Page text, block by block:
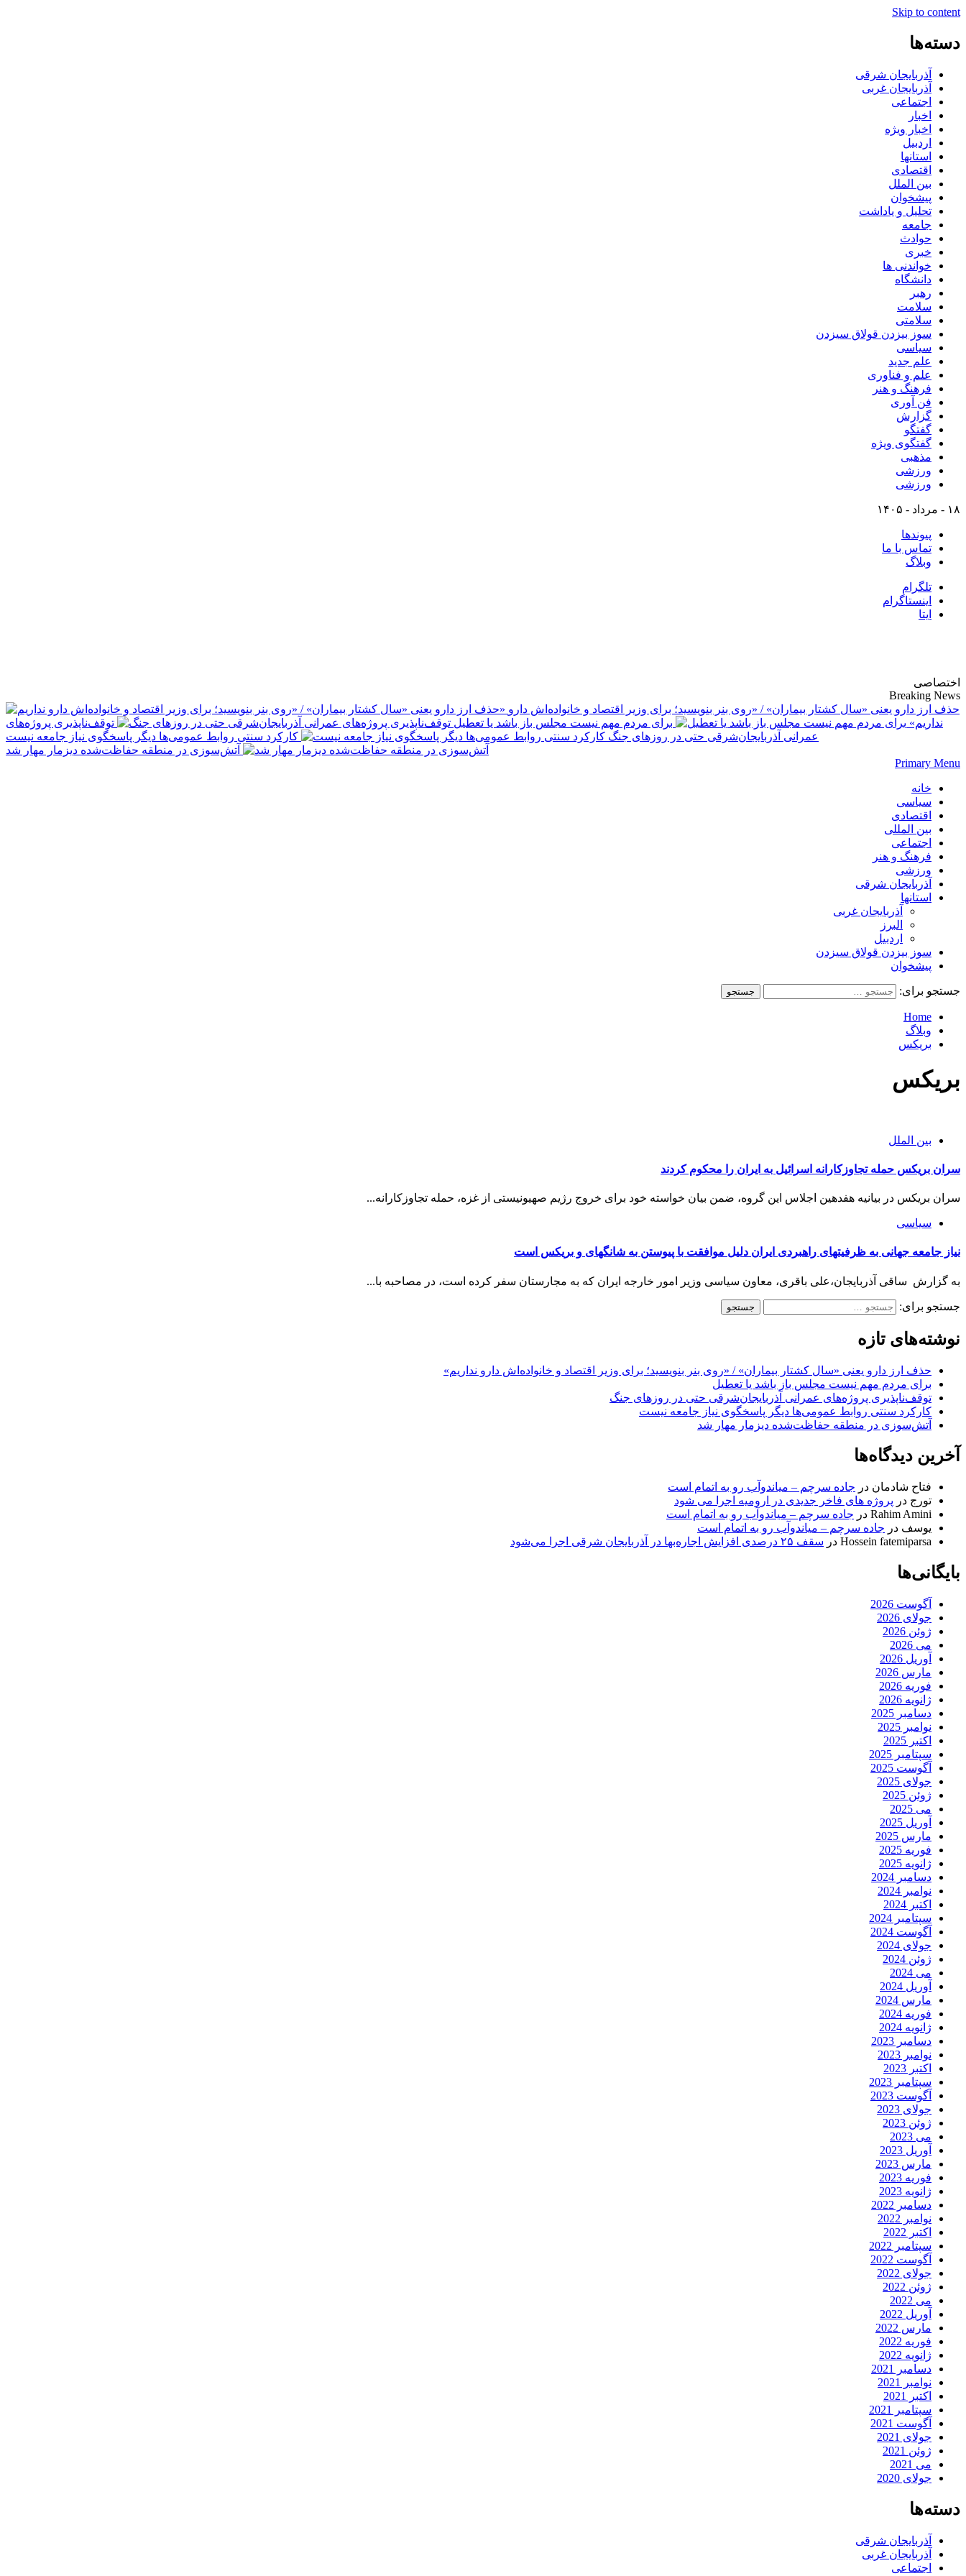
Skip to content
دسته‌ها
آذربایجان شرقی
آذربایجان غربی
اجتماعی
اخبار
اخبار ویژه
اردبیل
استانها
اقتصادی
بین الملل
پیشخوان
تحلیل و یاداشت
جامعه
حوادث
خبری
خواندنی ها
دانشگاه
رهبر
سلامت
سلامتی
سوز بیزدن قولاق سیزدن
سیاسی
علم جدید
علم و فناوری
فرهنگ و هنر
فن آوری
گزارش
گفتگو
گفتگوی ویژه
مذهبی
ورزشی
ورزشی
۱۸ - مرداد - ۱۴۰۵
پیوندها
تماس با ما
وبلاگ
تلگرام
اینستاگرام
ایتا
اختصاصی
Breaking News
حذف ارز دارو یعنی «سال کشتار بیماران» / «روی بنر بنویسید؛ برای وزیر اقتصاد و خانواده‌اش دارو
نداریم»
برای مردم مهم نیست مجلس باز باشد یا تعطیل
توقف‌ناپذیری پروژه‌های
عمرانی آذربایجان‌شرقی حتی در روزهای جنگ
کارکرد سنتی روابط عمومی‌ها دیگر پاسخگوی نیاز جامعه نیست
آتش‌سوزی در منطقه حفاظت‌شده دیزمار مهار شد
Primary Menu
خانه
سیاسی
اقتصادی
بین المللی
اجتماعی
فرهنگ و هنر
ورزشی
آذربایجان شرقی
استانها
آذربایجان غربی
البرز
اردبیل
سوز بیزدن قولاق سیزدن
پیشخوان
جستجو برای:
Home
وبلاگ
بریکس
بریکس
بین الملل
سران بریکس حمله تجاوزکارانه اسرائیل به ایران را محکوم کردند
سران بریکس در بیانیه هفدهین اجلاس این گروه، ضمن بیان خواسته خود برای خروج رژیم صهیونیستی از غزه، حمله تجاوزکارانه...
سیاسی
نیاز جامعه جهانی به ظرفیتهای راهبردی ایران دلیل موافقت با پیوستن به شانگهای و بریکس است
به گزارش ساقی آذربایجان،علی باقری، معاون سیاسی وزیر امور خارجه ایران که به مجارستان سفر کرده است، در مصاحبه با...
جستجو برای:
نوشته‌های تازه
حذف ارز دارو یعنی «سال کشتار بیماران» / «روی بنر بنویسید؛ برای وزیر اقتصاد و خانواده‌اش دارو نداریم»
برای مردم مهم نیست مجلس باز باشد یا تعطیل
توقف‌ناپذیری پروژه‌های عمرانی آذربایجان‌شرقی حتی در روزهای جنگ
کارکرد سنتی روابط عمومی‌ها دیگر پاسخگوی نیاز جامعه نیست
آتش‌سوزی در منطقه حفاظت‌شده دیزمار مهار شد
آخرین دیدگاه‌ها
فتاح شادمان در جاده سرچم – میاندوآب رو به اتمام است
تورج در پروژه های فاخر جدیدی در ارومیه اجرا می شود
Rahim Amini در جاده سرچم – میاندوآب رو به اتمام است
یوسف در جاده سرچم – میاندوآب رو به اتمام است
Hossein fatemiparsa در سقف ۲۵ درصدی افزایش اجاره‌بها در آذربایجان شرقی اجرا می‌شود
بایگانی‌ها
آگوست 2026
جولای 2026
ژوئن 2026
می 2026
آوریل 2026
مارس 2026
فوریه 2026
ژانویه 2026
دسامبر 2025
نوامبر 2025
اکتبر 2025
سپتامبر 2025
آگوست 2025
جولای 2025
ژوئن 2025
می 2025
آوریل 2025
مارس 2025
فوریه 2025
ژانویه 2025
دسامبر 2024
نوامبر 2024
اکتبر 2024
سپتامبر 2024
آگوست 2024
جولای 2024
ژوئن 2024
می 2024
آوریل 2024
مارس 2024
فوریه 2024
ژانویه 2024
دسامبر 2023
نوامبر 2023
اکتبر 2023
سپتامبر 2023
آگوست 2023
جولای 2023
ژوئن 2023
می 2023
آوریل 2023
مارس 2023
فوریه 2023
ژانویه 2023
دسامبر 2022
نوامبر 2022
اکتبر 2022
سپتامبر 2022
آگوست 2022
جولای 2022
ژوئن 2022
می 2022
آوریل 2022
مارس 2022
فوریه 2022
ژانویه 2022
دسامبر 2021
نوامبر 2021
اکتبر 2021
سپتامبر 2021
آگوست 2021
جولای 2021
ژوئن 2021
می 2021
جولای 2020
دسته‌ها
آذربایجان شرقی
آذربایجان غربی
اجتماعی